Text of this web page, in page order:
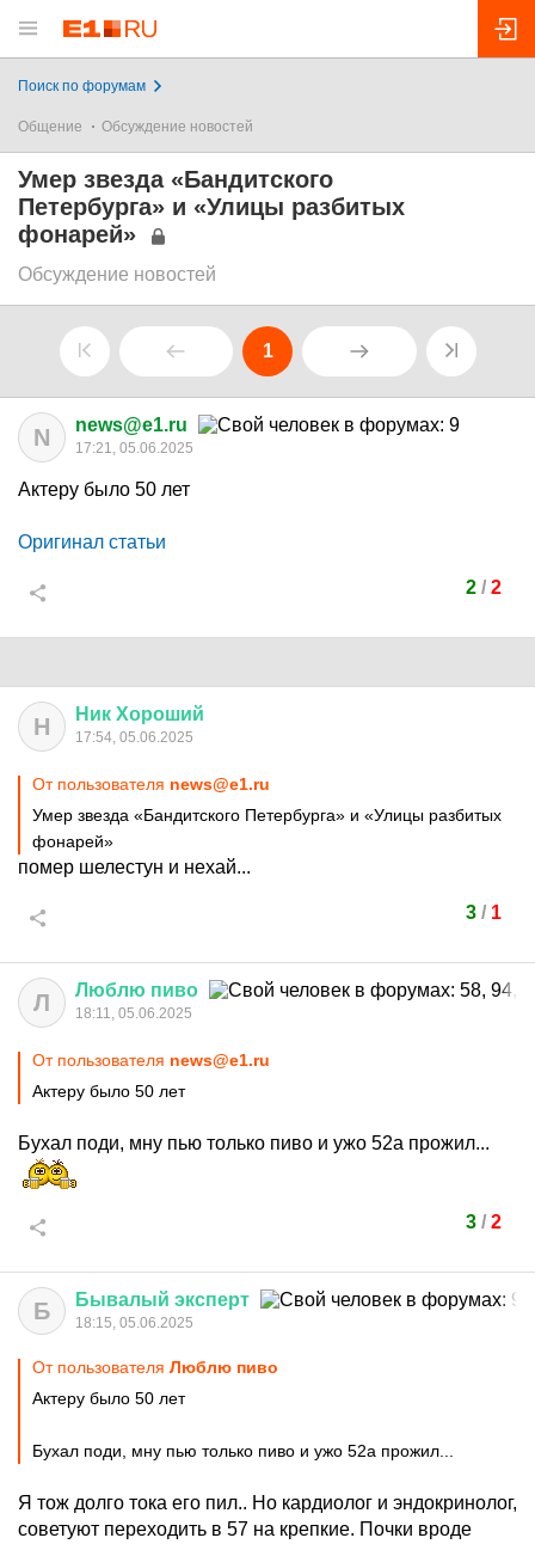
Поиск по форумам
Общение Обсуждение новостей
Умер звезда «Бандитского
Петербурга» и «Улицы разбитых
фонарей»
Обсуждение новостей
1
N news@e1.ru
17:21, 05.06.2025
Актеру было 50 лет
Оригинал статьи
2/ 2
Н Ник Хороший
17:54, 05.06.2025
От пользователя news@e1.ru
Умер звезда «Бандитского Петербурга» и «Улицы разбитых
фонарей»
помер шелестун и нехай...
3/ 1
Л Люблю пиво
18:11, 05.06.2025
От пользователя news@e1.ru
Актеру было 50 лет
Бухал поди, мну пью только пиво и ужо 52а прожил...
3/ 2
Б Бывалый эксперт
18:15, 05.06.2025
От пользователя Люблю пиво
Актеру было 50 лет
Бухал поди, мну пью только пиво и ужо 52а прожил...
Я тож долго тока его пил.. Но кардиолог и эндокринолог,
советуют переходить в 57 на крепкие. Почки вроде